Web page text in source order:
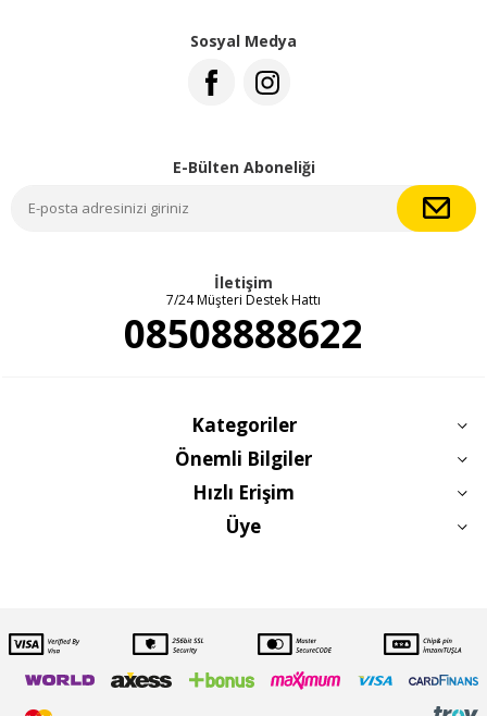
Sosyal Medya
E-Bülten Aboneliği
İletişim
7/24 Müşteri Destek Hattı
08508888622
Kategoriler
Önemli Bilgiler
Hızlı Erişim
Üye